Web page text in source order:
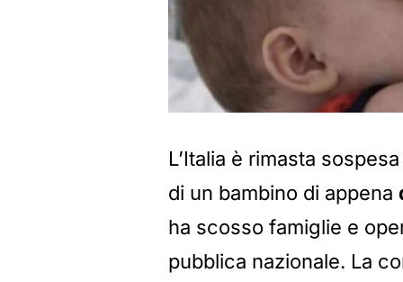
L’Italia è rimasta
di un bambino di appena
ha scosso famiglie e
pubblica nazionale. La